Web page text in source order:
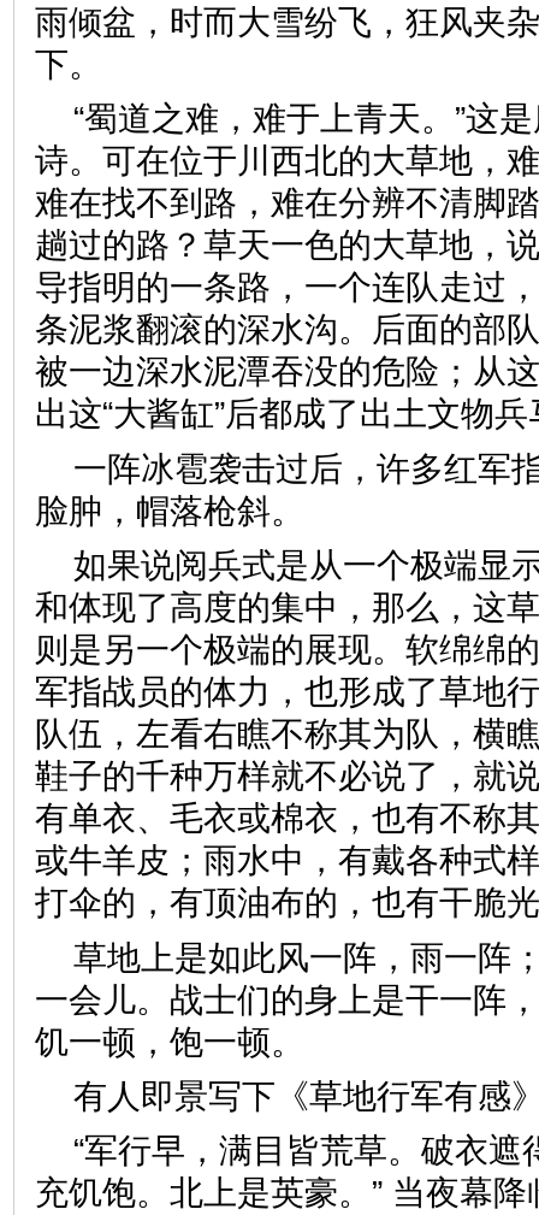
雨倾盆，时而大雪纷飞，狂风夹
下。
“蜀道之难，难于上青天。”这
诗。可在位于川西北的大草地，
难在找不到路，难在分辨不清脚
趟过的路？草天一色的大草地，
导指明的一条路，一个连队走过
条泥浆翻滚的深水沟。后面的部
被一边深水泥潭吞没的危险；从
出这“大酱缸”后都成了出土文物
一阵冰雹袭击过后，许多红军
脸肿，帽落枪斜。
如果说阅兵式是从一个极端显
和体现了高度的集中，那么，这
则是另一个极端的展现。软绵绵
军指战员的体力，也形成了草地
队伍，左看右瞧不称其为队，横
鞋子的千种万样就不必说了，就
有单衣、毛衣或棉衣，也有不称
或牛羊皮；雨水中，有戴各种式
打伞的，有顶油布的，也有干脆
草地上是如此风一阵，雨一阵
一会儿。战士们的身上是干一阵
饥一顿，饱一顿。
有人即景写下《草地行军有感
“军行早，满目皆荒草。破衣
充饥饱。北上是英豪。” 当夜幕